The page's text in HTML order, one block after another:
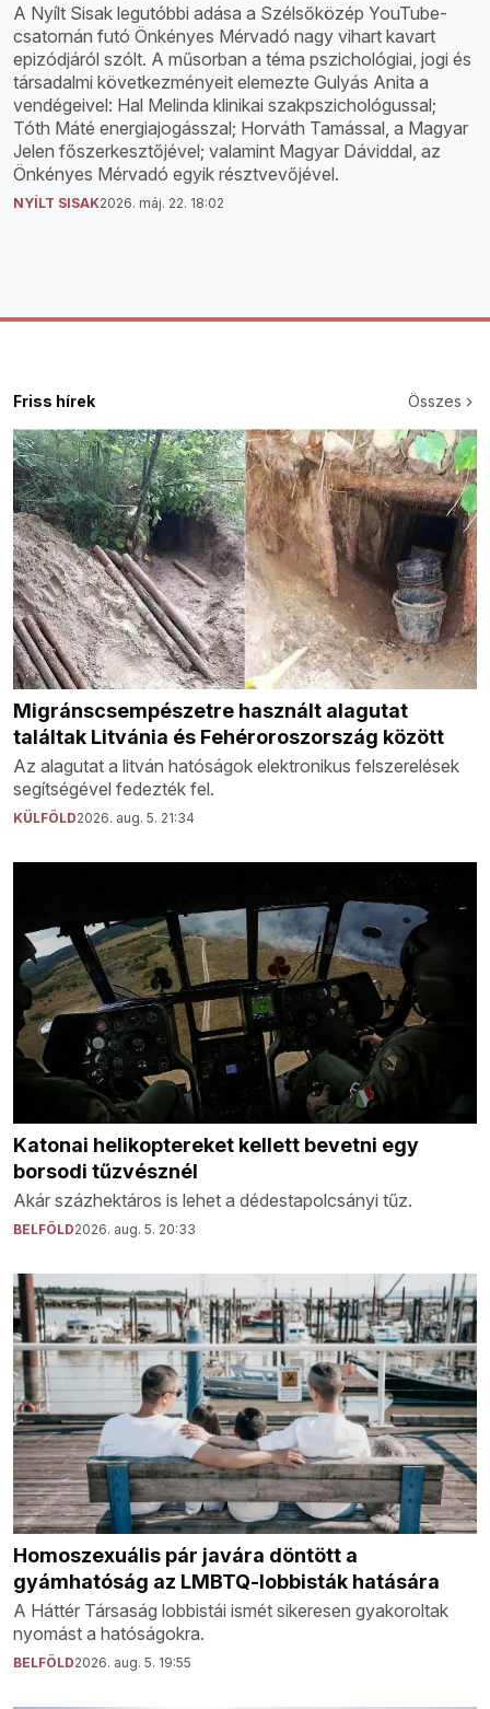
A Nyílt Sisak legutóbbi adása a Szélsőközép YouTube-
csatornán futó Önkényes Mérvadó nagy vihart kavart
epizódjáról szólt. A műsorban a téma pszichológiai, jogi és
társadalmi következményeit elemezte Gulyás Anita a
vendégeivel: Hal Melinda klinikai szakpszichológussal;
Tóth Máté energiajogásszal; Horváth Tamással, a Magyar
Jelen főszerkesztőjével; valamint Magyar Dáviddal, az
Önkényes Mérvadó egyik résztvevőjével.
NYÍLT SISAK2026. máj. 22. 18:02
Friss hírek Összes
Migránscsempészetre használt alagutat
találtak Litvánia és Fehéroroszország között
Az alagutat a litván hatóságok elektronikus felszerelések
segítségével fedezték fel.
KÜLFÖLD2026. aug. 5. 21:34
Katonai helikoptereket kellett bevetni egy
borsodi tűzvésznél
Akár százhektáros is lehet a dédestapolcsányi tűz.
BELFÖLD2026. aug. 5. 20:33
Homoszexuális pár javára döntött a
gyámhatóság az LMBTQ-lobbisták hatására
A Háttér Társaság lobbistái ismét sikeresen gyakoroltak
nyomást a hatóságokra.
BELFÖLD2026. aug. 5. 19:55